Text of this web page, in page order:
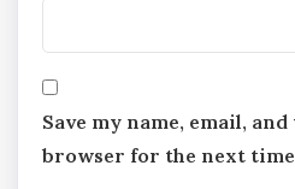
Save my name, email,
browser for the next